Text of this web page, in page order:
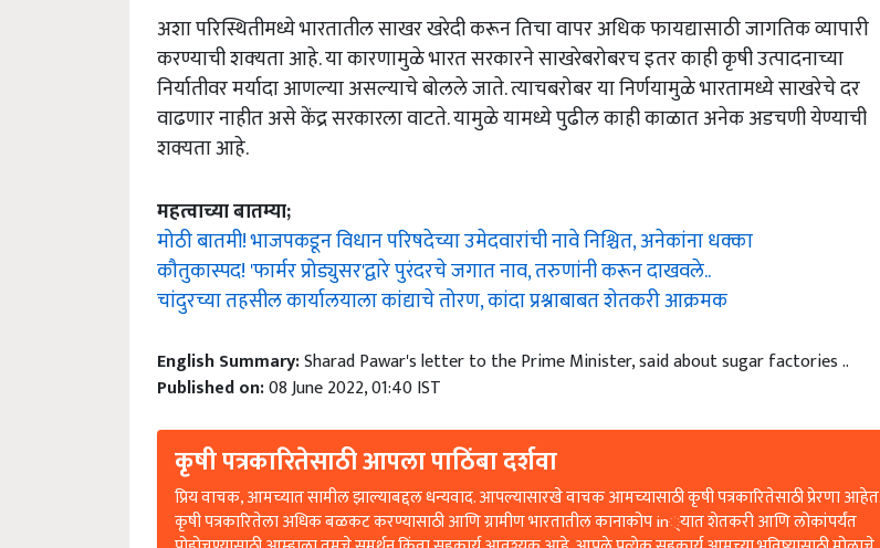
अशा परिस्थितीमध्ये भारतातील साखर खरेदी करून तिचा वापर अधिक फायद्यासाठी जागतिक व्यापारी
करण्याची शक्‍यता आहे. या कारणामुळे भारत सरकारने साखरेबरोबरच इतर काही कृषी उत्पादनाच्या
निर्यातीवर मर्यादा आणल्या असल्याचे बोलले जाते. त्याचबरोबर या निर्णयामुळे भारतामध्ये साखरेचे दर
वाढणार नाहीत असे केंद्र सरकारला वाटते. यामुळे यामध्ये पुढील काही काळात अनेक अडचणी येण्याची
शक्यता आहे.
महत्वाच्या बातम्या;
मोठी बातमी! भाजपकडून विधान परिषदेच्या उमेदवारांची नावे निश्चित, अनेकांना धक्का
कौतुकास्पद! 'फार्मर प्रोड्युसर'द्वारे पुरंदरचे जगात नाव, तरुणांनी करून दाखवले..
चांदुरच्या तहसील कार्यालयाला कांद्याचे तोरण, कांदा प्रश्नाबाबत शेतकरी आक्रमक
English Summary:Sharad Pawar's letter to the Prime Minister, said about sugar factories ..
Published on:08 June 2022, 01:40 IST
कृषी पत्रकारितेसाठी आपला पाठिंबा दर्शवा
प्रिय वाचक, आमच्यात सामील झाल्याबद्दल धन्यवाद. आपल्यासारखे वाचक आमच्यासाठी कृषी पत्रकारितेसाठी प्रेरणा आहेत.
कृषी पत्रकारितेला अधिक बळकट करण्यासाठी आणि ग्रामीण भारतातील कानाकोप in्यात शेतकरी आणि लोकांपर्यंत
पोहोचण्यासाठी आम्हाला तुमचे समर्थन किंवा सहकार्य आवश्यक आहे. आपले प्रत्येक सहकार्य आमच्या भविष्यासाठी मोलाचे